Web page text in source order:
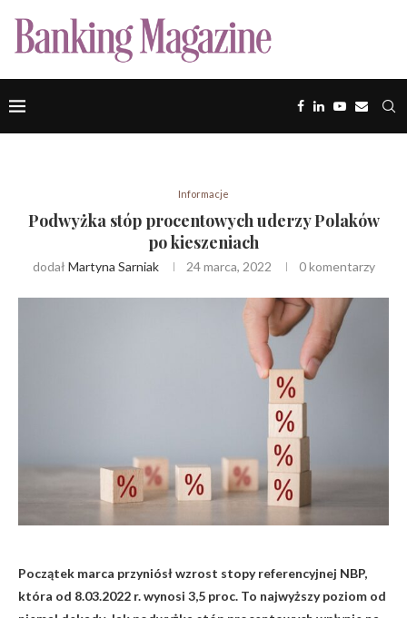
Informacje
Podwyżka stóp procentowych uderzy Polaków
po kieszeniach
dodał Martyna Sarniak 24 marca, 2022 0 komentarzy
Początek marca przyniósł wzrost stopy referencyjnej NBP,
która od 8.03.2022 r. wynosi 3,5 proc. To najwyższy poziom od